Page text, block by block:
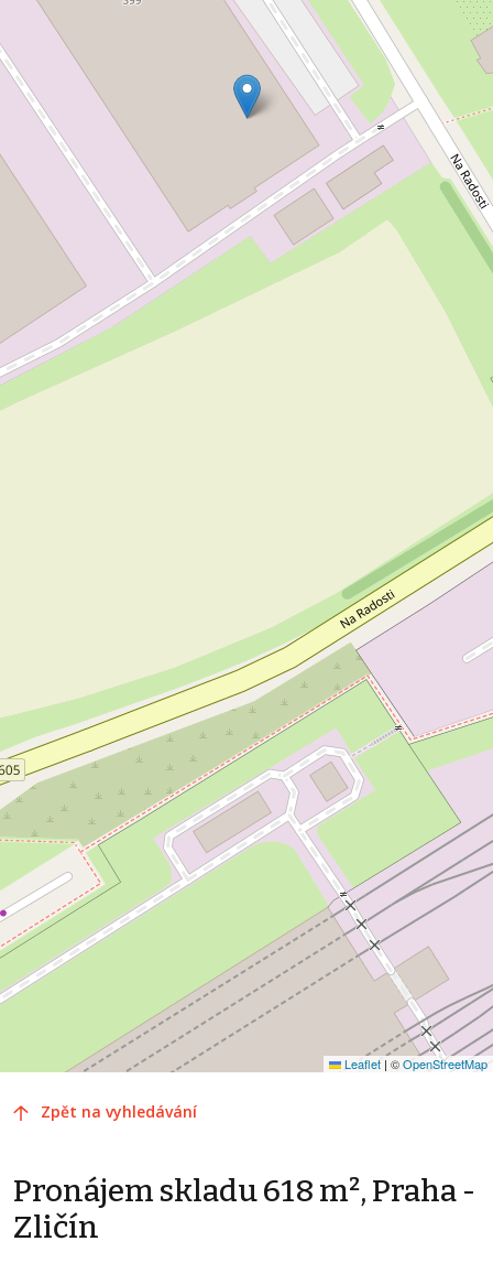
Leaflet | ©OpenStreetMap
Zpět na vyhledávání
Pronájem skladu 618 m², Praha -
Zličín